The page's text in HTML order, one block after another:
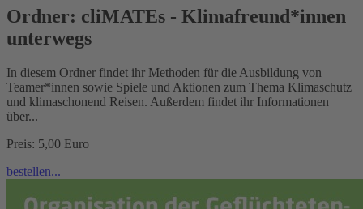
Ordner: cliMATEs - Klimafreund*innen
unterwegs
In diesem Ordner findet ihr Methoden für die Ausbildung von
Teamer*innen sowie Spiele und Aktionen zum Thema Klimaschutz
und klimaschonend Reisen. Außerdem findet ihr Informationen
über...
Preis: 5,00 Euro
bestellen...